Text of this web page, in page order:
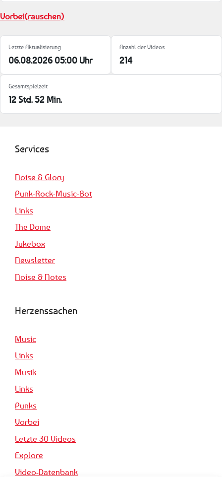
Vorbei(rauschen)
Letzte Aktualisierung
06.08.2026 05:00 Uhr
Anzahl der Videos
214
Gesamtspielzeit
12 Std. 52 Min.
Services
Noise & Glory
Punk-Rock-Music-Bot
Links
The Dome
Jukebox
Newsletter
Noise & Notes
Herzenssachen
Music
Links
Musik
Links
Punks
Vorbei
Letzte 30 Videos
Explore
Video-Datenbank